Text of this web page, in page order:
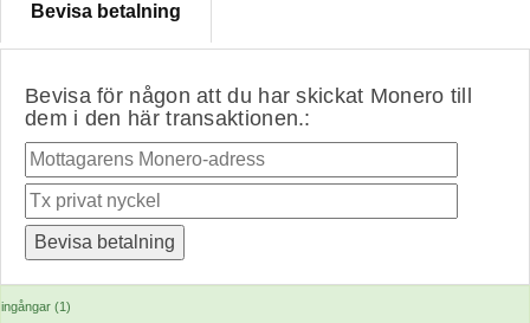
Bevisa betalning
Bevisa för någon att du har skickat Monero till
dem i den här transaktionen.:
ingångar (1)